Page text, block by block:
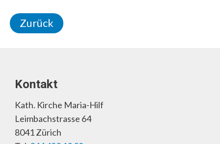
Zurück
Kontakt
Kath. Kirche Maria-Hilf
Leimbachstrasse 64
8041 Zürich